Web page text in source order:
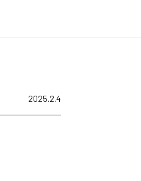
2025.2.4